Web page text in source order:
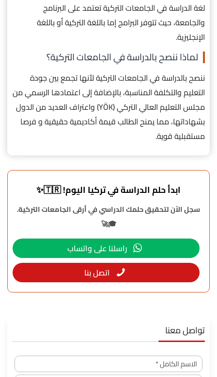
لغة الدراسة في الجامعات التركية تعتمد على البرنامج
والجامعة، حيث تتوفر البرامج إما باللغة التركية أو باللغة
الإنجليزية.
لماذا ننصح بالدراسة في الجامعات التركية؟
ننصح بالدراسة في الجامعات التركية لأنها تجمع بين جودة
التعليم والتكلفة المناسبة، بالإضافة إلى اعتمادها الرسمي من
مجلس التعليم العالي التركي (YÖK) واعتراف العديد من الدول
بشهاداتها، مما يمنح الطالب قيمة أكاديمية حقيقية و فرصا
مستقبلية قوية.
ابدأ حلم الدراسة في تركيا اليوم! 🇹🇷✨
سجل الآن لتحقيق حلمك الدراسي في أرقى الجامعات التركية.
🎓🚀
راسلنا على واتساب
اتصل بنا
تواصل معنا